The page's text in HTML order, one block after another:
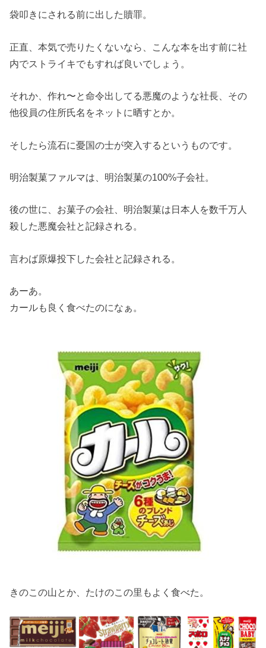
袋叩きにされる前に出した贖罪。
正直、本気で売りたくないなら、こんな本を出す前に社
内でストライキでもすれば良いでしょう。
それか、作れ〜と命令出してる悪魔のような社長、その
他役員の住所氏名をネットに晒すとか。
そしたら流石に憂国の士が突入するというものです。
明治製菓ファルマは、明治製菓の100%子会社。
後の世に、お菓子の会社、明治製菓は日本人を数千万人
殺した悪魔会社と記録される。
言わば原爆投下した会社と記録される。
あーあ。
カールも良く食べたのになぁ。
きのこの山とか、たけのこの里もよく食べた。